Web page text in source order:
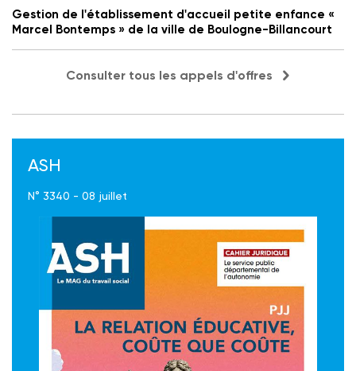
Gestion de l'établissement d'accueil petite enfance «
Marcel Bontemps » de la ville de Boulogne-Billancourt
Consulter tous les appels d'offres
ASH
N° 3340 - 08 juillet